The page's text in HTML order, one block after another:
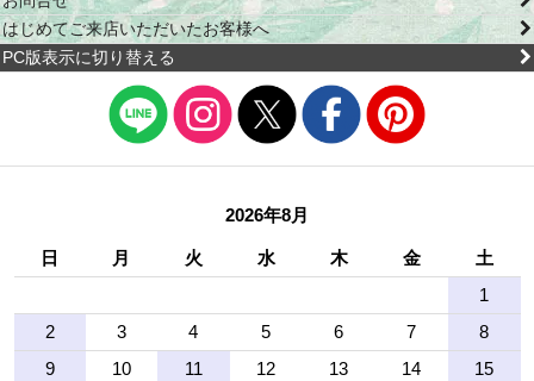
はじめてご来店いただいたお客様へ
PC版表示に切り替える
2026年8月
日 月 火 水 木 金
土
1
2
3 4 5 6 7
8
9
10 11 12 13 14
15